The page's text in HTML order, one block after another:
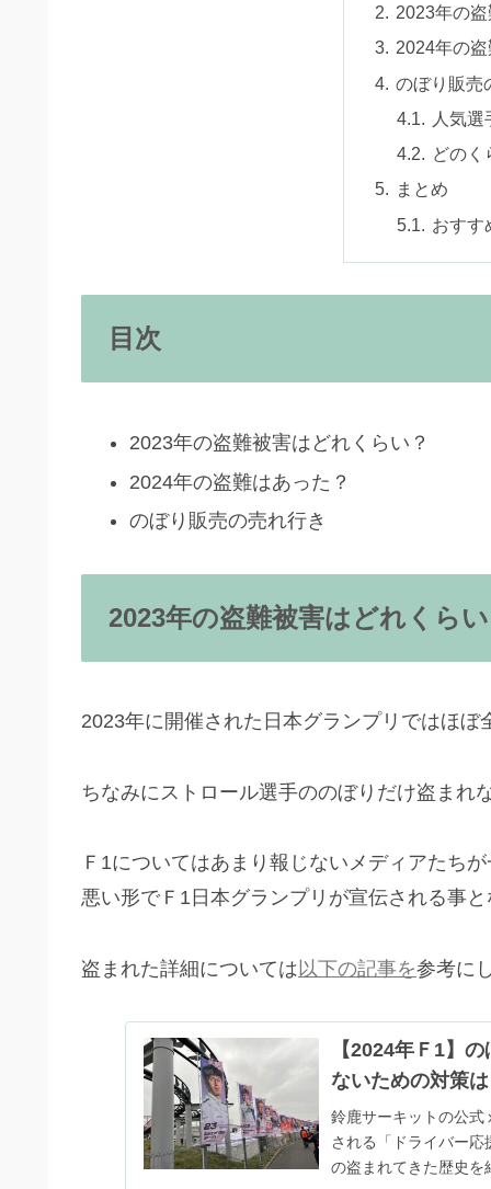
2023年の
2024年の
のぼり販売
人気選
どのく
まとめ
おすす
目次
2023年の盗難被害はどれくらい？
2024年の盗難はあった？
のぼり販売の売れ行き
2023年の盗難被害はどれくらい
2023年に開催された日本グランプリではほぼ
ちなみにストロール選手ののぼりだけ盗まれ
Ｆ1についてはあまり報じないメディアたち
悪い形でＦ1日本グランプリが宣伝される事と
盗まれた詳細については 以下の記事を参考に
【2024年Ｆ1】
ないための対策は
鈴鹿サーキットの公
される「ドライバー
の盗まれてきた歴史を